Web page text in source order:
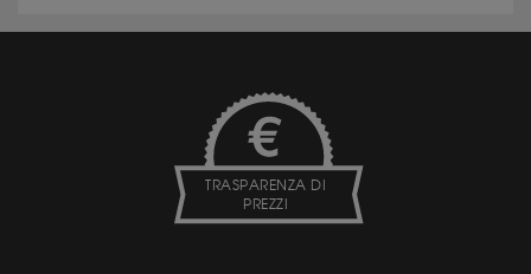
TRASPARENZA DI
PREZZI